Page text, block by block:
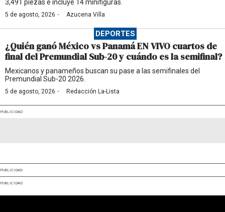
3,491 piezas e incluye 14 minifiguras.
5 de agosto, 2026 · Azucena Villa
DEPORTES
¿Quién ganó México vs Panamá EN VIVO cuartos de
final del Premundial Sub-20 y cuándo es la semifinal?
Mexicanos y panameños buscan su pase a las semifinales del
Premundial Sub-20 2026.
5 de agosto, 2026 · Redacción La-Lista
PUBLICIDAD
PUBLICIDAD
PUBLICIDAD